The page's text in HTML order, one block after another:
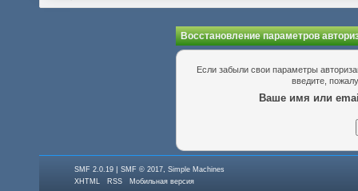
Восстановление параметров
Если забыли свои параметры
введите,
Ваше имя или
SMF 2.0.19 |SMF © 2017,Simple Machines
XHTML
RSS Мобильная версия